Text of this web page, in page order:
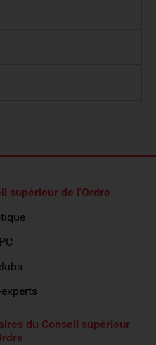
supérieur de l'Ordre
du Conseil supérieur